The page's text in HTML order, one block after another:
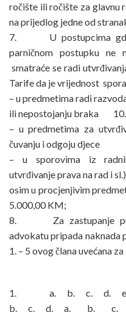
ročište ili ročište za glavnu
na prijedlog jedne od
7. U postupcima gdje
parničnom postupku ne
smatraće se radi
Tarife da je vrijednost
– u predmetima radi
ili nepostojanju braka
– u predmetima za
čuvanju i odgoju djece
– u sporovima iz
utvrđivanje prava na rad i
osim u
5.000,00 KM;
8. Za zastupanje pred
advokatu pripada naknada
1. – 5 ovog člana uvećana
1. a. b. c. d.
b. c. d. a. b.